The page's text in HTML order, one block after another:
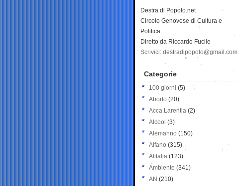
Destra di Popolo.net
Circolo Genovese di Cultura e
Politica
Diretto da Riccardo Fucile
Scrivici: destradipopolo@gmail.com
Categorie
100 giorni (5)
Aborto (20)
Acca Larentia (2)
Alcool (3)
Alemanno (150)
Alfano (315)
Alitalia (123)
Ambiente (341)
AN (210)